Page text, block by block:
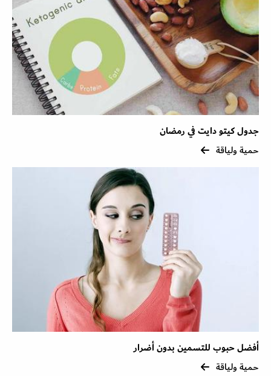
جدول كيتو دايت في رمضان
حمية ولياقة
أفضل حبوب للتسمين بدون أضرار
حمية ولياقة